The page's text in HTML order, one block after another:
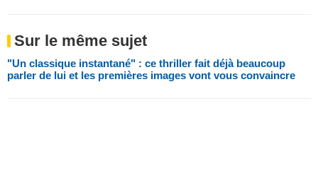
Sur le même sujet
"Un classique instantané" : ce thriller fait déjà beaucoup
parler de lui et les premières images vont vous convaincre